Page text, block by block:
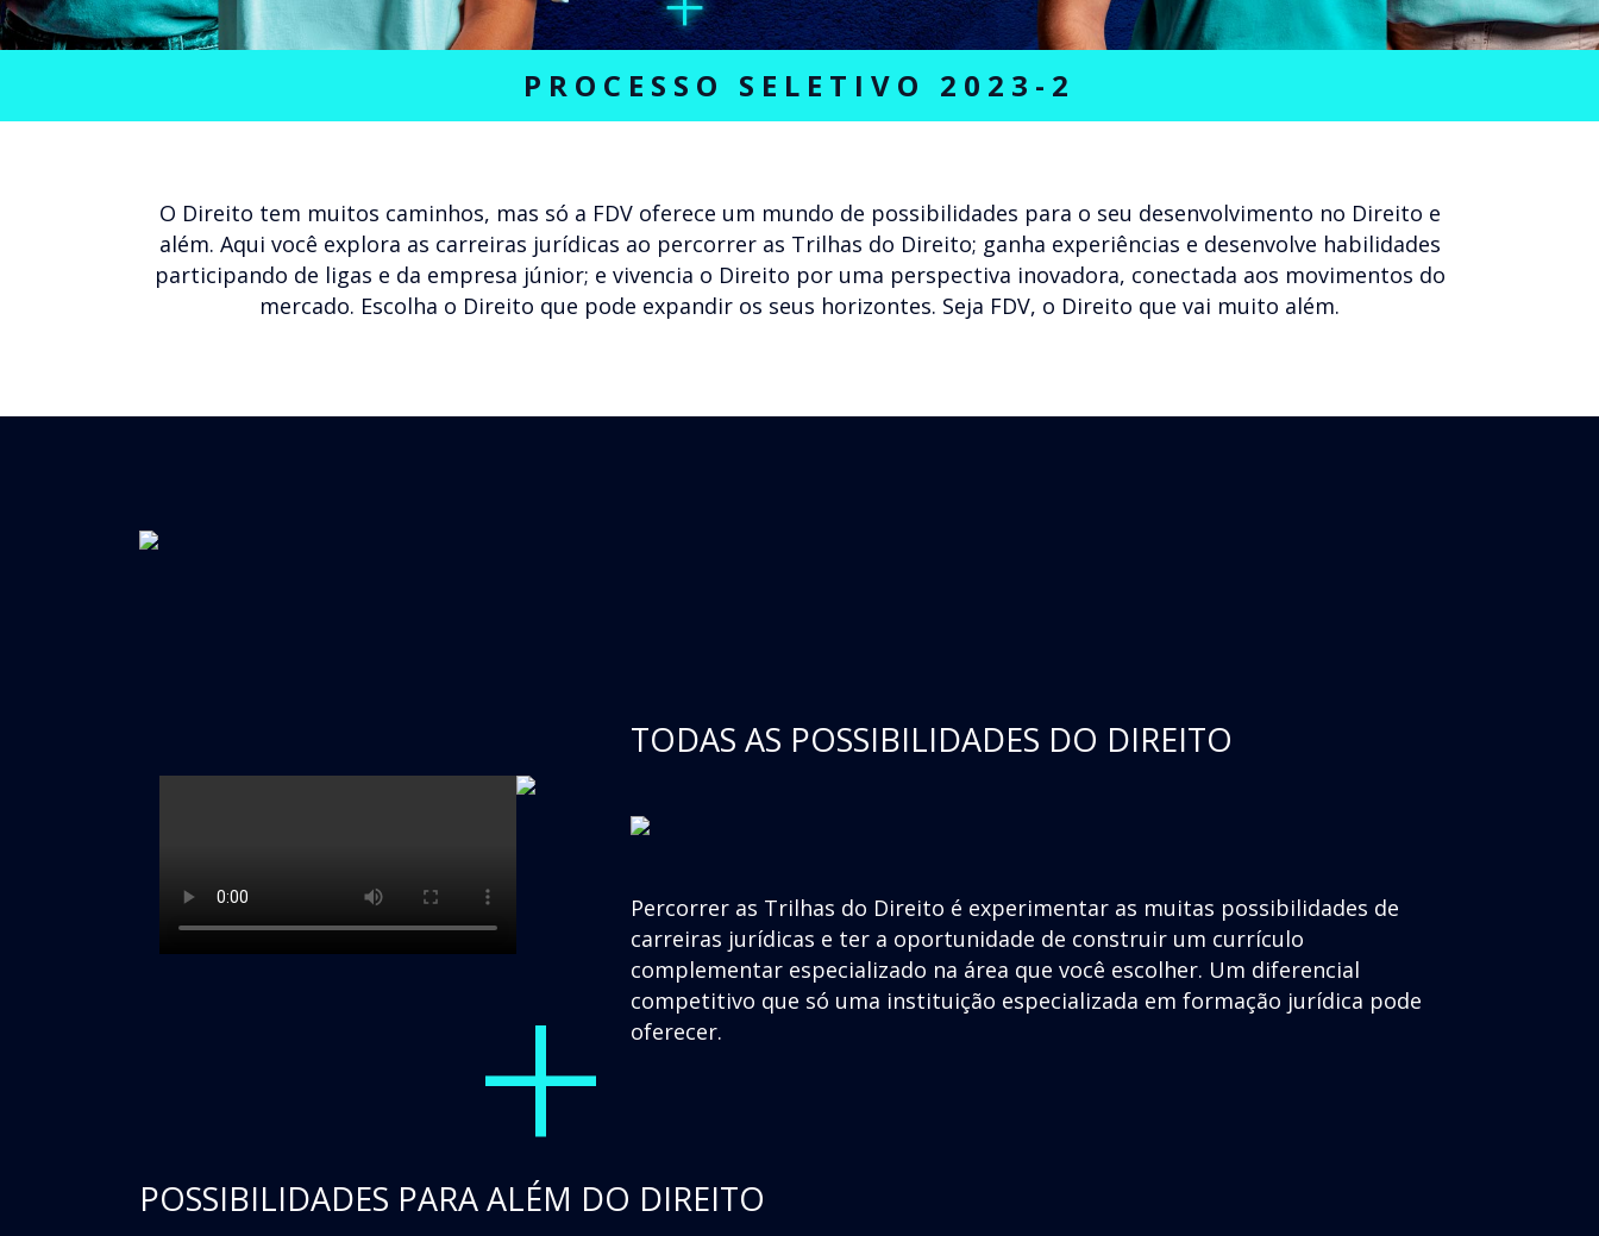
PROCESSO SELETIVO 2023-2
O Direito tem muitos caminhos, mas só a FDV oferece um mundo de possibilidades para o seu desenvolvimento no Direito e
além. Aqui você explora as carreiras jurídicas ao percorrer as Trilhas do Direito; ganha experiências e desenvolve habilidades
participando de ligas e da empresa júnior; e vivencia o Direito por uma perspectiva inovadora, conectada aos movimentos do
mercado. Escolha o Direito que pode expandir os seus horizontes. Seja FDV, o Direito que vai muito além.
+
TODAS AS POSSIBILIDADES DO DIREITO
Percorrer as Trilhas do Direito é experimentar as muitas possibilidades de
carreiras jurídicas e ter a oportunidade de construir um currículo
complementar especializado na área que você escolher. Um diferencial
competitivo que só uma instituição especializada em formação jurídica pode
oferecer.
POSSIBILIDADES PARA ALÉM DO DIREITO